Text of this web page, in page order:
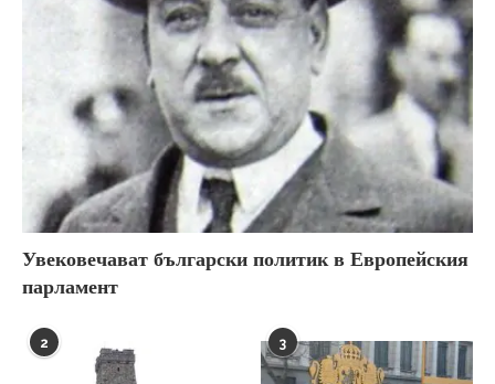
Увековечават български политик в Европейския
парламент
2 3